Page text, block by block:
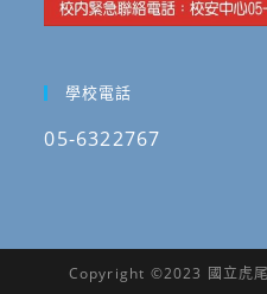
學校電話
05-6322767
Copyright ©2023 國立虎